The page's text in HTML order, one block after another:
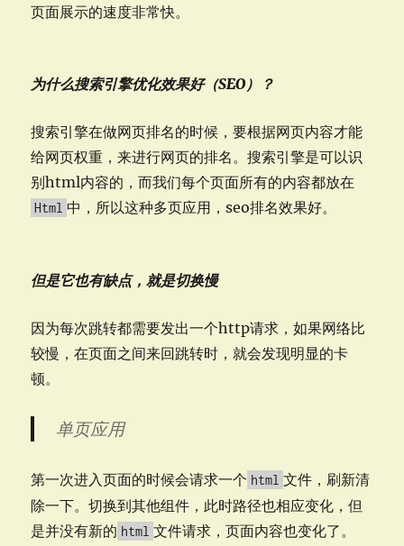
页面展示的速度非常快。
为什么搜索引擎优化效果好（SEO）？
搜索引擎在做网页排名的时候，要根据网页内容才能
给网页权重，来进行网页的排名。搜索引擎是可以识
别html内容的，而我们每个页面所有的内容都放在
Html 中，所以这种多页应用，seo排名效果好。
但是它也有缺点，就是切换慢
因为每次跳转都需要发出一个http请求，如果网络比
较慢，在页面之间来回跳转时，就会发现明显的卡
顿。
单页应用
第一次进入页面的时候会请求一个 html 文件，刷新清
除一下。切换到其他组件，此时路径也相应变化，但
是并没有新的 html 文件请求，页面内容也变化了。